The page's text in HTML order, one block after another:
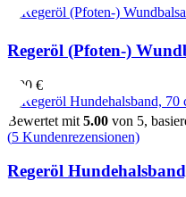
Regeröl (Pfoten-)
9,90 €
Bewertet mit 5.00 von 5,
(5 Kundenrezensionen)
Regeröl